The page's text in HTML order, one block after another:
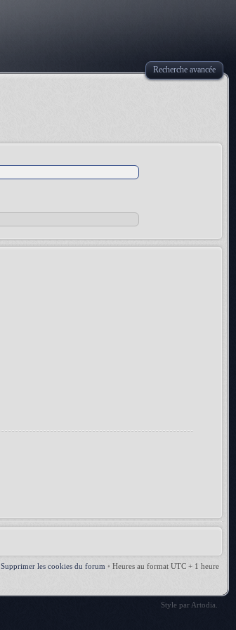
Recherche avancée
Supprimer les cookies du forum • Heures au format UTC + 1 heure
Style par Artodia